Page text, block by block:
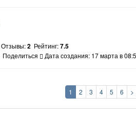
Отзывы:2 Рейтинг:7.5
Поделиться Дата создания: 17 марта в
1 2 3 4 5 6 >